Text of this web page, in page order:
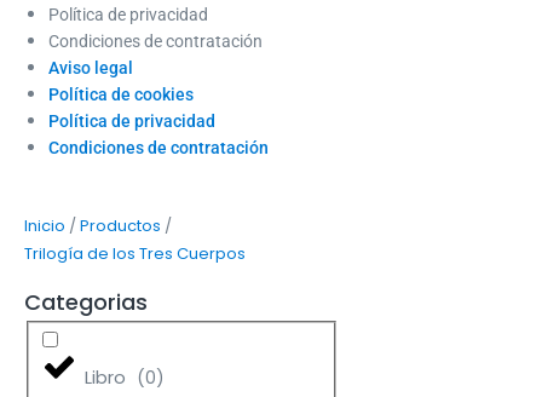
Política de privacidad
Condiciones de contratación
Aviso legal
Política de cookies
Política de privacidad
Condiciones de contratación
Inicio /Productos /
Trilogía de los Tres Cuerpos
Categorias
Libro (0)